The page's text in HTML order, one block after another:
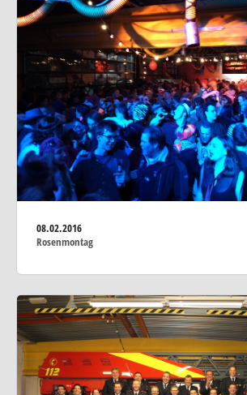
08.02.2016
Rosenmontag